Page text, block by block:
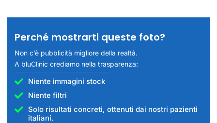
Perché mostrarti queste foto?
Non c’è pubblicità migliore della realtà.
A bluClinic crediamo nella trasparenza:
Niente immagini stock
Niente filtri
Solo risultati concreti, ottenuti dai nostri pazienti
italiani.